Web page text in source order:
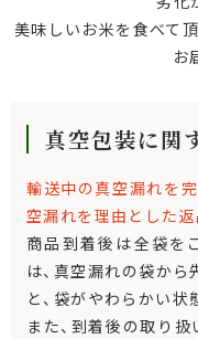
美味しいお米を食べて
お
真空包装に関
輸送中の真空漏れを
空漏れを理由とした返
商品到着後は全袋を
は、真空漏れの袋から
と、袋がやわらかい状
また、到着後の取り